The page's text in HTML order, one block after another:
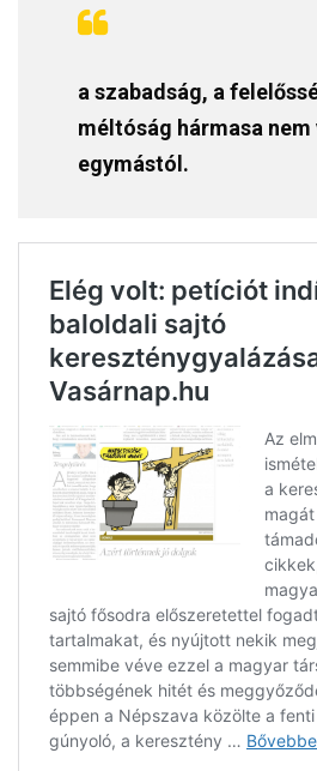
a szabadság, a
méltóság hármasa nem
egymástól.